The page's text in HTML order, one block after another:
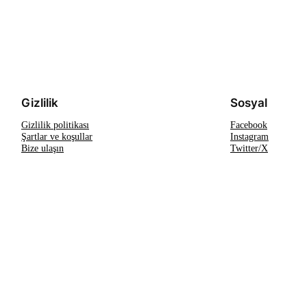
Gizlilik
Gizlilik politikası
Şartlar ve koşullar
Bize ulaşın
Sosyal
Facebook
Instagram
Twitter/X